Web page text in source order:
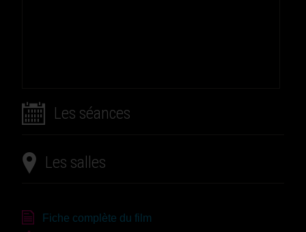
Les séances
Les salles
Fiche complète du film